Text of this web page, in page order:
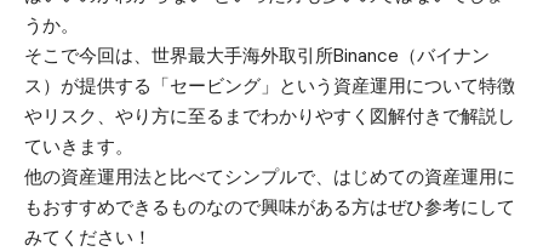
うか。
そこで今回は、世界最大手海外取引所Binance（バイナン
ス）が提供する「セービング」という資産運用について特徴
やリスク、やり方に至るまでわかりやすく図解付きで解説し
ていきます。
他の資産運用法と比べてシンプルで、はじめての資産運用に
もおすすめできるものなので興味がある方はぜひ参考にして
みてください！